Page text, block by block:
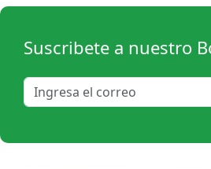
Suscribete a nuestro